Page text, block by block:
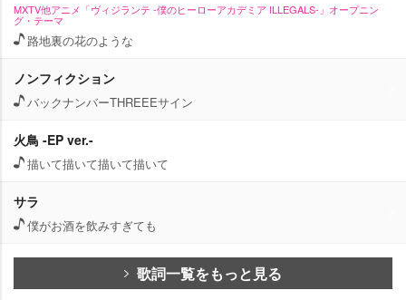
MXTV他アニメ「ヴィジランテ -僕のヒーローアカデミア ILLEGALS-」オープニン
グ・テーマ
路地裏の花のような
ノンフィクション
バックナンバーTHREEEサイン
火鳥 -EP ver.-
描いて描いて描いて描いて
サラ
僕がお酒を飲みすぎても
歌詞一覧をもっと見る